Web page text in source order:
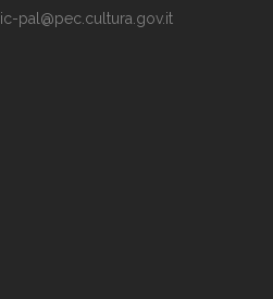
ic-pal@pec.cultura.gov.it